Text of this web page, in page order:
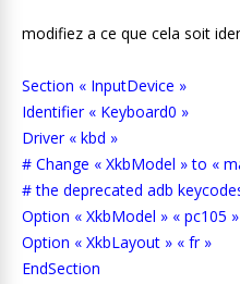
modifiez a ce que cela soit
Section « InputDevice »
Identifier « Keyboard0 »
Driver « kbd »
# Change « XkbModel » to «
# the deprecated adb
Option « XkbModel » « pc105 »
Option « XkbLayout » « fr »
EndSection